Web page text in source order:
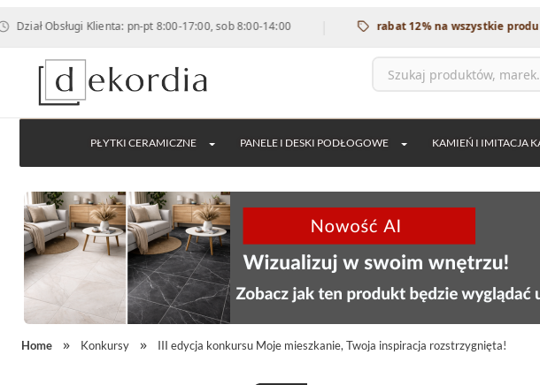
Klienta: pn-pt 8:00-17:00, sob 8:00-14:00 | rabat 12% na wszystkie produkty
PŁYTKI CERAMICZNE PANELE I DESKI PODŁOGOWE KAMIEŃ I IMITACJA
Home Konkursy III edycja konkursu Moje mieszkanie, Twoja inspiracja rozstrzygnięta!